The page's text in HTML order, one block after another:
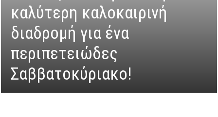
καλύτερη καλοκαιρινή
διαδρομή για ένα
περιπετειώδες
Σαββατοκύριακο!